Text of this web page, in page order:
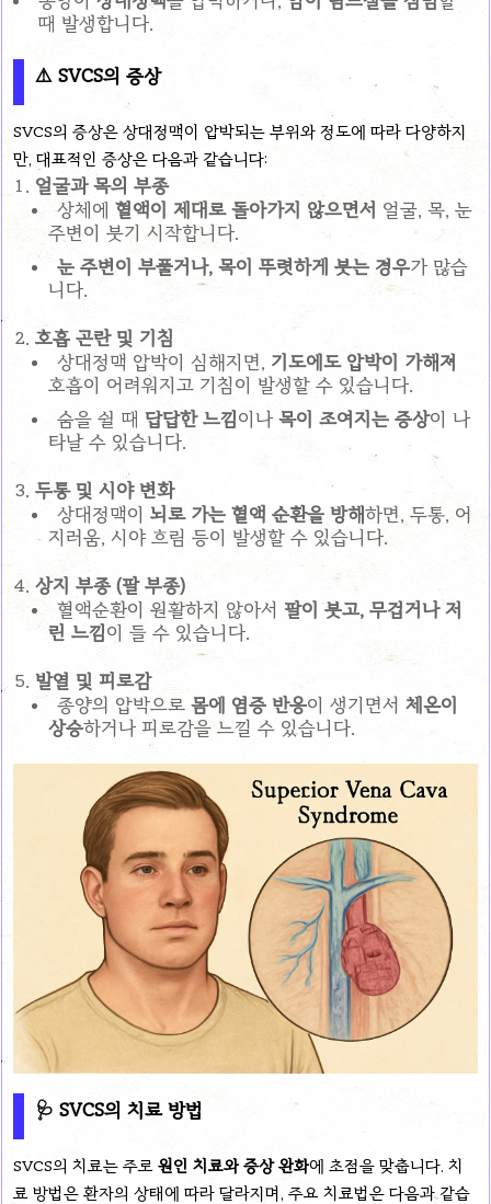
때 발생합니다.
⚠️ SVCS의 증상
SVCS의 증상은 상대정맥이 압박되는 부위와 정도에 따라 다양하지
만, 대표적인 증상은 다음과 같습니다:
얼굴과 목의 부종
상체에 혈액이 제대로 돌아가지 않으면서 얼굴, 목, 눈
주변이 붓기 시작합니다.
눈 주변이 부풀거나, 목이 뚜렷하게 붓는 경우가 많습
니다.
호흡 곤란 및 기침
상대정맥 압박이 심해지면, 기도에도 압박이 가해져
호흡이 어려워지고 기침이 발생할 수 있습니다.
숨을 쉴 때 답답한 느낌이나 목이 조여지는 증상이 나
타날 수 있습니다.
두통 및 시야 변화
상대정맥이 뇌로 가는 혈액 순환을 방해하면, 두통, 어
지러움, 시야 흐림 등이 발생할 수 있습니다.
상지 부종 (팔 부종)
혈액순환이 원활하지 않아서 팔이 붓고, 무겁거나 저
린 느낌이 들 수 있습니다.
발열 및 피로감
종양의 압박으로 몸에 염증 반응이 생기면서 체온이
상승하거나 피로감을 느낄 수 있습니다.
🩺 SVCS의 치료 방법
SVCS의 치료는 주로 원인 치료와 증상 완화에 초점을 맞춥니다. 치
료 방법은 환자의 상태에 따라 달라지며, 주요 치료법은 다음과 같습